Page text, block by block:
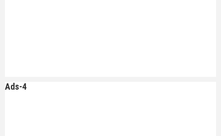
Ads-4